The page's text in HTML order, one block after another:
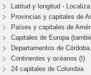
Latitud y longitud -
Provincias y capitales de
Países y capitales de
Capitales de Europa
Departamentos de
Continentes y océanos (I)
24 capitales de Colombia